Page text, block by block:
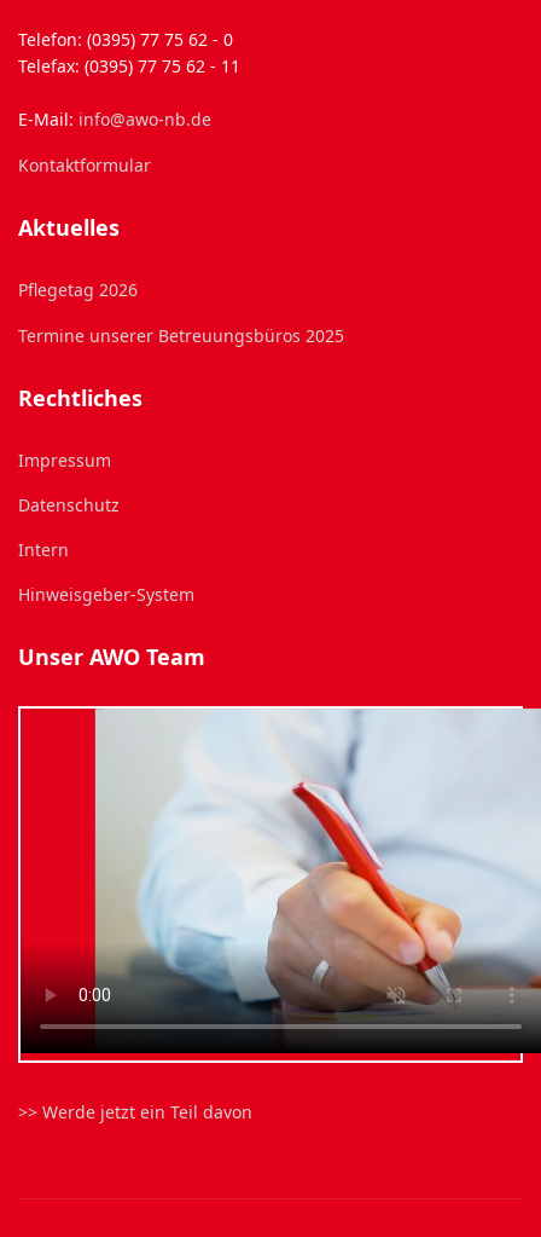
Telefon: (0395) 77 75 62 - 0
Telefax: (0395) 77 75 62 - 11
E-Mail: info@awo-nb.de
Kontaktformular
Aktuelles
Pflegetag 2026
Termine unserer Betreuungsbüros 2025
Rechtliches
Impressum
Datenschutz
Intern
Hinweisgeber-System
Unser AWO Team
>> Werde jetzt ein Teil davon